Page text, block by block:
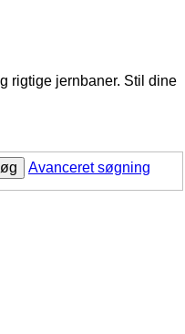
rigtige jernbaner. Stil dine
Avanceret søgning